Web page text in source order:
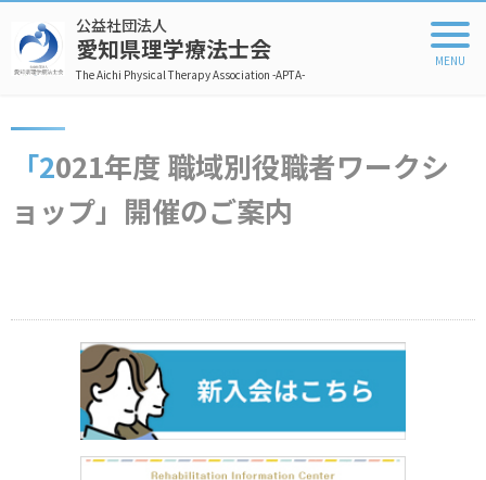
公益社団法人
愛知県理学療法士会
The Aichi Physical Therapy Association -APTA-
「2021年度 職域別役職者ワークシ
ョップ」開催のご案内